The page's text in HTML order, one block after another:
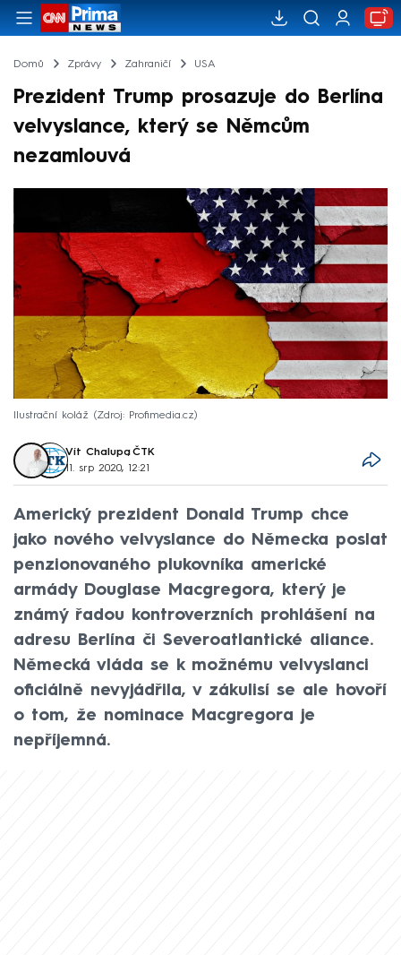
Domů Zprávy Zahraničí USA
Prezident Trump prosazuje do Berlína
velvyslance, který se Němcům
nezamlouvá
Ilustrační koláž Zdroj: Profimedia.cz
Vít Chalupa, ČTK
11. srp 2020, 12:21
Americký prezident Donald Trump chce
jako nového velvyslance do Německa poslat
penzionovaného plukovníka americké
armády Douglase Macgregora, který je
známý řadou kontroverzních prohlášení na
adresu Berlína či Severoatlantické aliance.
Německá vláda se k možnému velvyslanci
oficiálně nevyjádřila, v zákulisí se ale hovoří
o tom, že nominace Macgregora je
nepříjemná.